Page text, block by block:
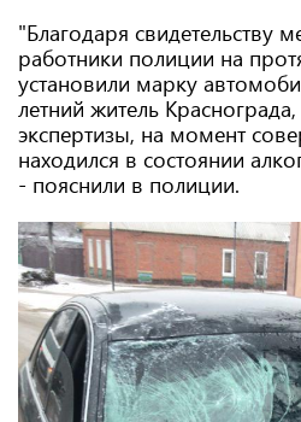
"Благодаря свидетельству
работники полиции на
установили марку
летний житель
экспертизы, на момент
находился в состоянии
- пояснили в полиции.